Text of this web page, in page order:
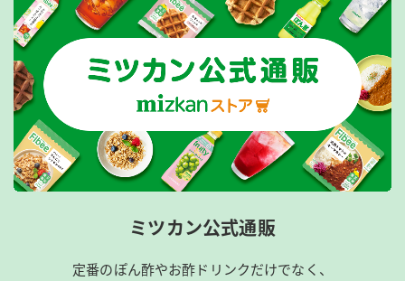
ミツカン公式通販
定番のぽん酢やお酢ドリンクだけでなく、